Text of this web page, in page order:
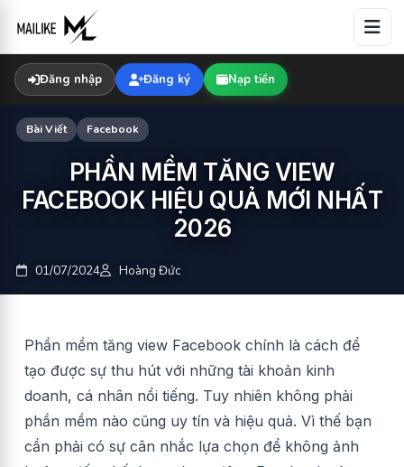
content
Đăng nhập Đăng ký Nạp tiền
Bài Viết Facebook
PHẦN MỀM TĂNG VIEW
FACEBOOK HIỆU QUẢ MỚI NHẤT
2026
01/07/2024 Hoàng Đức
Phần mềm tăng view Facebook chính là cách để
tạo được sự thu hút với những tài khoản kinh
doanh, cá nhân nổi tiếng. Tuy nhiên không phải
phần mềm nào cũng uy tín và hiệu quả. Vì thế bạn
cần phải có sự cân nhắc lựa chọn để không ảnh